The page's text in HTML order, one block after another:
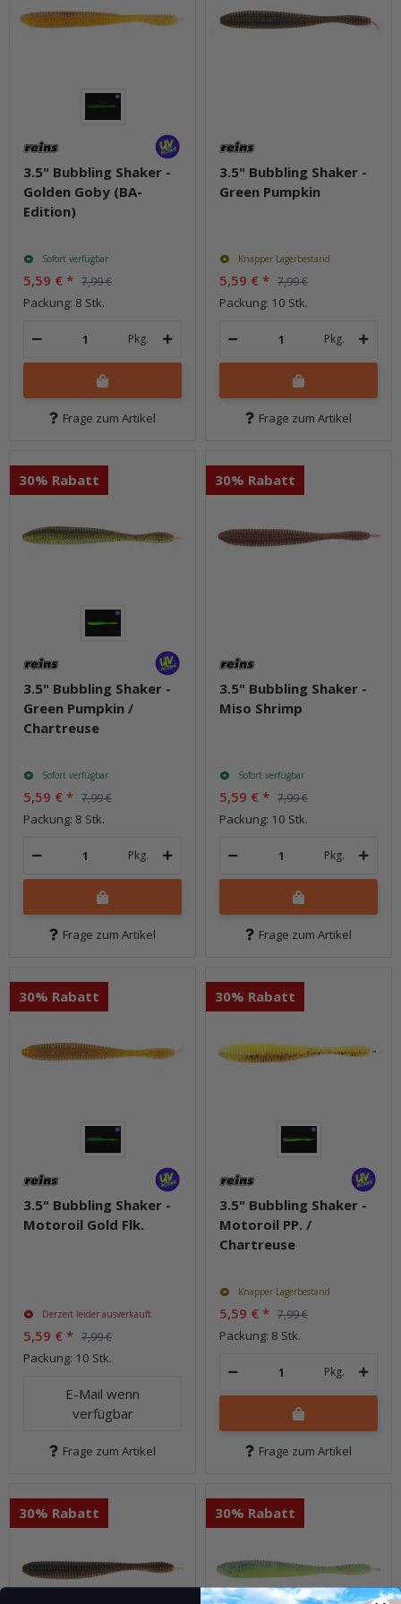
3.5" Bubbling Shaker -
Golden Goby (BA-
Edition)
Sofort verfügbar
5,59 € * 7,99 €
Packung: 8 Stk.
Pkg.
Frage zum Artikel
3.5" Bubbling Shaker -
Green Pumpkin
Knapper Lagerbestand
5,59 € * 7,99 €
Packung: 10 Stk.
Pkg.
Frage zum Artikel
30% Rabatt
3.5" Bubbling Shaker -
Green Pumpkin /
Chartreuse
Sofort verfügbar
5,59 € * 7,99 €
Packung: 8 Stk.
Pkg.
Frage zum Artikel
30% Rabatt
3.5" Bubbling Shaker -
Miso Shrimp
Sofort verfügbar
5,59 € * 7,99 €
Packung: 10 Stk.
Pkg.
Frage zum Artikel
30% Rabatt
3.5" Bubbling Shaker -
Motoroil Gold Flk.
Derzeit leider ausverkauft
5,59 € * 7,99 €
Packung: 10 Stk.
E-Mail wenn
verfügbar
Frage zum Artikel
30% Rabatt
3.5" Bubbling Shaker -
Motoroil PP. /
Chartreuse
Knapper Lagerbestand
5,59 € * 7,99 €
Packung: 8 Stk.
Pkg.
Frage zum Artikel
30% Rabatt 30% Rabatt